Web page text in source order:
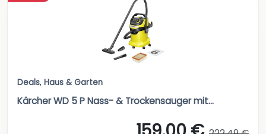
Deals, Haus & Garten
Kärcher WD 5 P Nass- & Trockensauger mit...